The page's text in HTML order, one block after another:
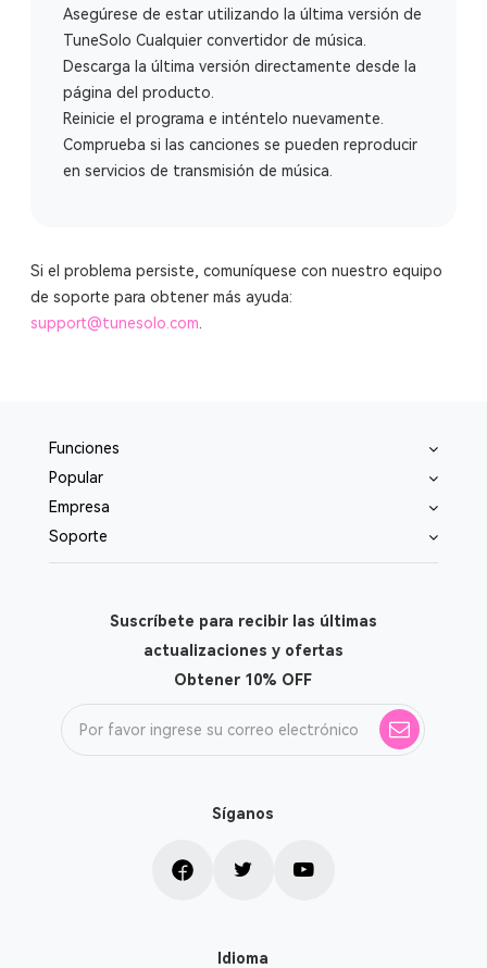
Asegúrese de estar utilizando la última versión de
TuneSolo Cualquier convertidor de música.
Descarga la última versión directamente desde la
página del producto.
Reinicie el programa e inténtelo nuevamente.
Comprueba si las canciones se pueden reproducir
en servicios de transmisión de música.
Si el problema persiste, comuníquese con nuestro equipo
de soporte para obtener más ayuda:
support@tunesolo.com
Funciones
Popular
Empresa
Soporte
Suscríbete para recibir las últimas
actualizaciones y ofertas
Obtener 10% OFF
Síganos
Idioma